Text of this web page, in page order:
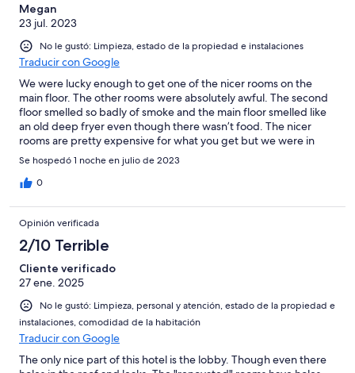
Megan
23 jul. 2023
No le gustó: Limpieza, estado de la propiedad e instalaciones
Traducir con Google
We were lucky enough to get one of the nicer rooms on the
main floor. The other rooms were absolutely awful. The second
floor smelled so badly of smoke and the main floor smelled like
an old deep fryer even though there wasn’t food. The nicer
rooms are pretty expensive for what you get but we were in
town for a wedding.
Se hospedó 1 noche en julio de 2023
0
Opinión verificada
2/10 Terrible
Cliente verificado
27 ene. 2025
No le gustó: Limpieza, personal y atención, estado de la propiedad e
instalaciones, comodidad de la habitación
Traducir con Google
The only nice part of this hotel is the lobby. Though even there